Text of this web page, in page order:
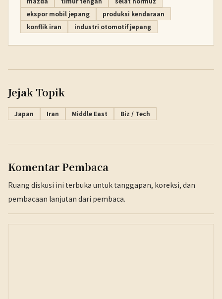
ekspor mobil jepang
produksi kendaraan
konflik iran
industri otomotif jepang
Jejak Topik
Japan Iran Middle East Biz / Tech
Komentar Pembaca
Ruang diskusi ini terbuka untuk tanggapan, koreksi, dan
pembacaan lanjutan dari pembaca.